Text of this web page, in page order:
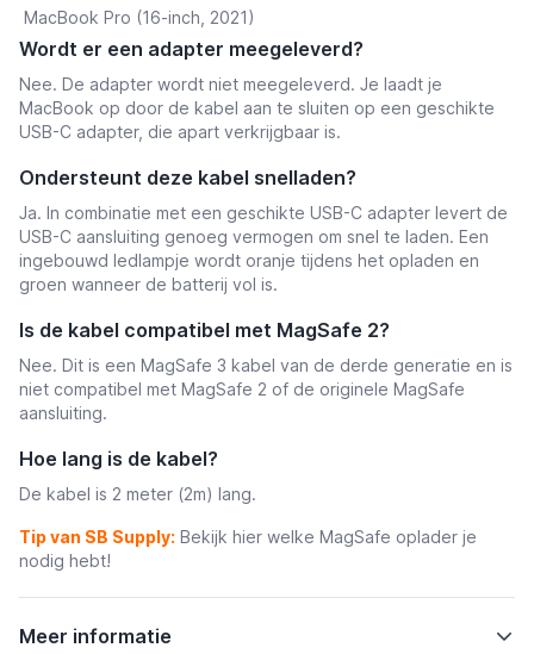
MacBook Pro (16-inch, 2021)
Wordt er een adapter meegeleverd?
Nee. De adapter wordt niet meegeleverd. Je laadt je
MacBook op door de kabel aan te sluiten op een geschikte
USB-C adapter, die apart verkrijgbaar is.
Ondersteunt deze kabel snelladen?
Ja. In combinatie met een geschikte USB-C adapter levert de
USB-C aansluiting genoeg vermogen om snel te laden. Een
ingebouwd ledlampje wordt oranje tijdens het opladen en
groen wanneer de batterij vol is.
Is de kabel compatibel met MagSafe 2?
Nee. Dit is een MagSafe 3 kabel van de derde generatie en is
niet compatibel met MagSafe 2 of de originele MagSafe
aansluiting.
Hoe lang is de kabel?
De kabel is 2 meter (2m) lang.
Tip van SB Supply: Bekijk hier welke MagSafe oplader je
nodig hebt!
Meer informatie